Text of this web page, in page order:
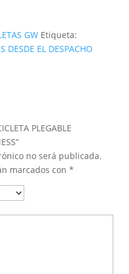
GW Etiqueta:
DESDE EL DESPACHO
PLEGABLE
no será publicada.
marcados con *